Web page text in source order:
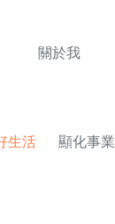
關於我
生活 顯化事業